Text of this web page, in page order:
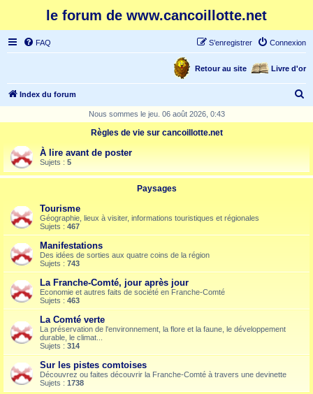
le forum de www.cancoillotte.net
FAQ Connexion
S’enregistrer
Livre d'or
Retour au site
Index du forum
r
Nous sommes le jeu. 06 août 2026, 0:43
Règles de vie sur cancoillotte.net
À lire avant de poster
Sujets : 5
Paysages
Tourisme
Géographie, lieux à visiter, informations touristiques et régionales
Sujets : 467
Manifestations
Des idées de sorties aux quatre coins de la région
Sujets : 743
La Franche-Comté, jour après jour
Economie et autres faits de société en Franche-Comté
Sujets : 463
La Comté verte
La préservation de l'environnement, la flore et la faune, le développement
durable, le climat...
Sujets : 314
Sur les pistes comtoises
Découvrez ou faites découvrir la Franche-Comté à travers une devinette
Sujets : 1738